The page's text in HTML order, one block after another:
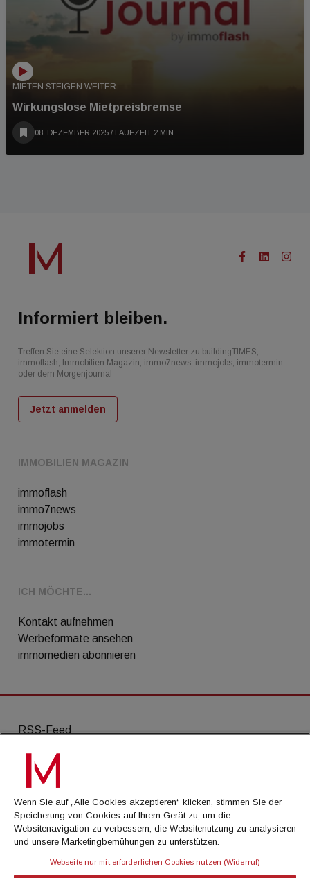
MIETEN STEIGEN WEITER
Wirkungslose Mietpreisbremse
08. DEZEMBER 2025 / LAUFZEIT 2 MIN
IMMOBILIEN MAGAZIN
immoflash
immo7news
immojobs
immotermin
ICH MÖCHTE...
Kontakt aufnehmen
Werbeformate ansehen
immomedien abonnieren
Informiert bleiben.
Treffen Sie eine Selektion unserer Newsletter zu buildingTIMES,
immoflash, Immobilien Magazin, immo7news, immojobs, immotermin
oder dem Morgenjournal
Jetzt anmelden
RSS-Feed
AGB
Datenschutz
Kontakt
Impressum
Wenn Sie auf „Alle Cookies akzeptieren“ klicken, stimmen Sie der
Speicherung von Cookies auf Ihrem Gerät zu, um die
Websitenavigation zu verbessern, die Websitenutzung zu analysieren
und unsere Marketingbemühungen zu unterstützen.
Webseite nur mit erforderlichen Cookies nutzen (Widerruf)